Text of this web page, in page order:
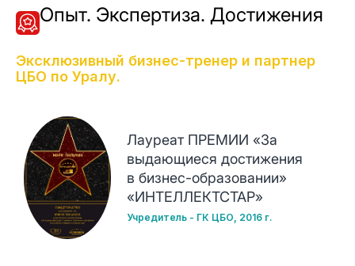
Опыт. Экспертиза. Достижения
Эксклюзивный бизнес-тренер и партнер
ЦБО по Уралу.
Лауреат ПРЕМИИ «За
выдающиеся достижения
в бизнес-образовании»
«ИНТЕЛЛЕКТСТАР»
Учредитель - ГК ЦБО, 2016 г.